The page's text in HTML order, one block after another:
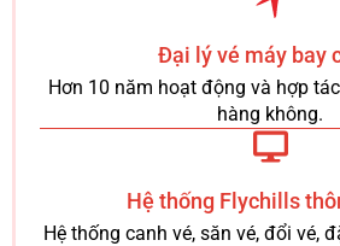
Đại lý vé máy bay
Hơn 10 năm hoạt động và hợp
hàng không.
Hệ thống Flychills
Hệ thống canh vé, săn vé, đổi vé,